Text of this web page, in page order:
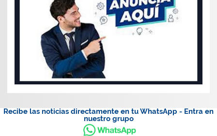
Recibe las noticias directamente en tu WhatsApp - Entra en
nuestro grupo